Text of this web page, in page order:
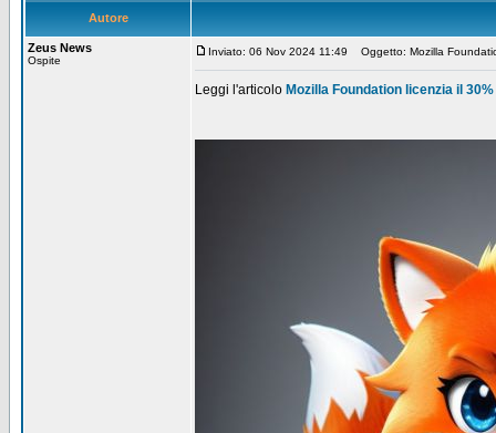
Autore
Zeus News
Ospite
Inviato: 06 Nov 2024 11:49 Oggetto: Mozilla
Leggi l'articolo Mozilla Foundation licenzia il